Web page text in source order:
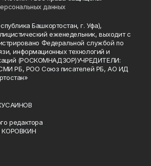
данных
Башкортостан, г. Уфа),
еженедельник, выходит с
Федеральной службой по
информационных технологий и
(РОСКОМНАДЗОР)УЧРЕДИТЕЛИ:
СМИ РБ, РОО Союз писателей РБ, АО ИД
редактора
КОРОВКИН